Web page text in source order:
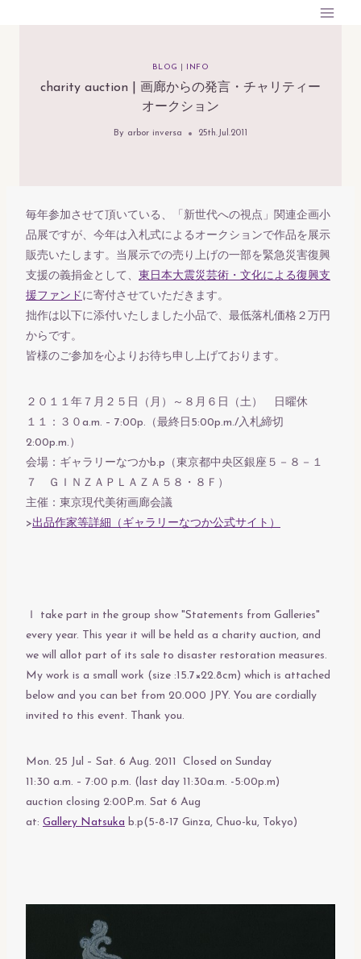
BLOG INFO
charity auction | 画廊からの発言・チャリティー
オークション
By arbor inversa 25th.Jul.2011
毎年参加させて頂いている、「新世代への視点」関連企画小
品展ですが、今年は入札式によるオークションで作品を展示
販売いたします。当展示での売り上げの一部を緊急災害復興
支援の義捐金として、 東日本大震災芸術・文化による復興支
援ファンド に寄付させていただきます。
拙作は以下に添付いたしました小品で、最低落札価格２万円
からです。
皆様のご参加を心よりお待ち申し上げております。
２０１１年７月２５日（月）～８月６日（土） 日曜休
１１：３０a.m. – 7:00p.（最終日5:00p.m./入札締切
2:00p.m.）
会場：ギャラリーなつかb.p（東京都中央区銀座５－８－１
７ ＧＩＮＺＡＰＬＡＺＡ５８・８Ｆ）
主催：東京現代美術画廊会議
>出品作家等詳細（ギャラリーなつか公式サイト）
Ｉ take part in the group show "Statements from Galleries"
every year. This year it will be held as a charity auction, and
we will allot part of its sale to disaster restoration measures.
My work is a small work (size :15.7×22.8cm) which is attached
below and you can bet from 20.000 JPY. You are cordially
invited to this event. Thank you.
Mon. 25 Jul – Sat. 6 Aug. 2011 Closed on Sunday
11:30 a.m. – 7:00 p.m. (last day 11:30a.m. -5:00p.m)
auction closing 2:00P.m. Sat 6 Aug
at: Gallery Natsuka b.p(5-8-17 Ginza, Chuo-ku, Tokyo)